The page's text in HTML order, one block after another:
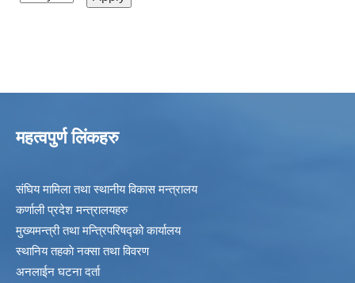
महत्वपुर्ण लिंकहरु
संघिय मामिला तथा स्थानीय विकास मन्त्रालय
कर्णाली प्रदेश मन्त्रालयहरु
मुख्यमन्त्री तथा मन्त्रिपरिषद्को कार्यालय
स्थानिय तहकाे नक्सा तथा विवरण
अनलाईन घटना दर्ता